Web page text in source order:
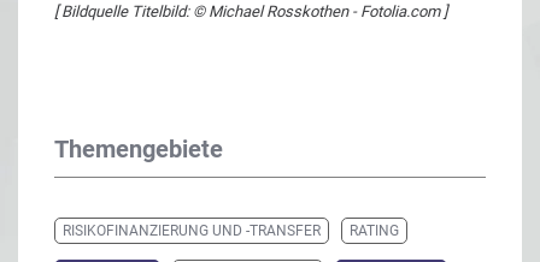
[ Bildquelle Titelbild: © Michael Rosskothen - Fotolia.com ]
Themengebiete
RISIKOFINANZIERUNG UND -TRANSFER RATING